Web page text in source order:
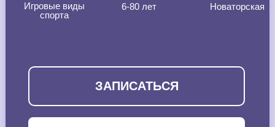
Игровые виды
спорта
6-80 лет Новаторская
ЗАПИСАТЬСЯ